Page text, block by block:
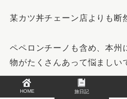
某カツ丼チェーン店よりも断
ペペロンチーノも含め、本州
物がたくさんあって悩ましい
ここ数日屋根のある場所で寝
HOME 旅日記